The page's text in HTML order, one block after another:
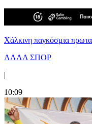
Χάλκινη παγκόσμια
ΑΛΛΑ ΣΠΟΡ
|
10:09